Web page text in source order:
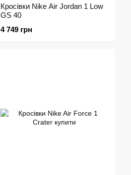
Кросівки Nike Air Jordan 1 Low
GS 40
4 749 грн